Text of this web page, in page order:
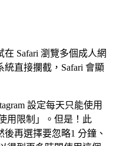
Safari 瀏覽多個成人網
直接攔截，Safari 會顯
設定每天只能使用
用限制」。但是！此
再選擇要忽略1 分鐘、